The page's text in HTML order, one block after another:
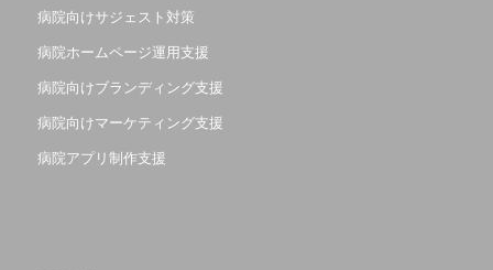
病院向けサジェスト対策
病院ホームページ運用支援
病院向けブランディング支援
病院向けマーケティング支援
病院アプリ制作支援